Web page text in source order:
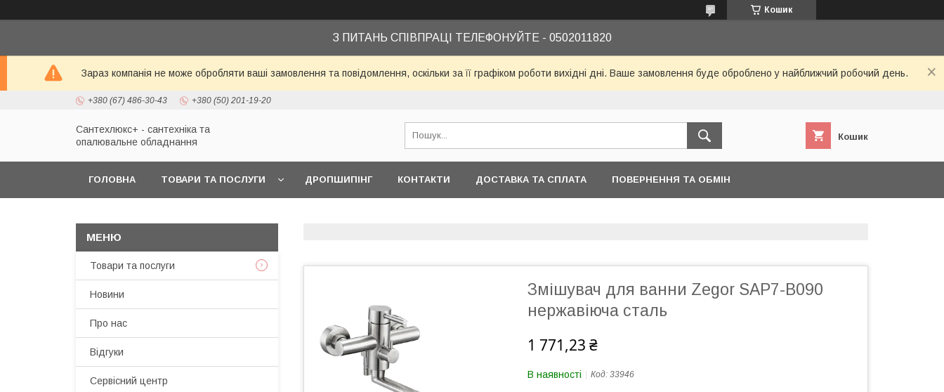
Кошик
З ПИТАНЬ СПІВПРАЦІ ТЕЛЕФОНУЙТЕ - 0502011820
Зараз компанія не може обробляти ваші замовлення та повідомлення, оскільки за її графіком роботи вихідні дні. Ваше замовлення буде оброблено у найближчий робочий день.
+380 (67) 486-30-43 +380 (50) 201-19-20
Сантехлюкс+ - сантехніка та
опалювальне обладнання
Кошик
ГОЛОВНА ТОВАРИ ТА ПОСЛУГИ ДРОПШИПІНГ КОНТАКТИ ДОСТАВКА ТА СПЛАТА ПОВЕРНЕННЯ ТА ОБМІН
Змішувач для ванни Zegor SAP7-B090
нержавіюча сталь
1 771,23 ₴
В наявності Код: 33946
Товари та послуги
Новини
Про нас
Відгуки
Сервісний центр